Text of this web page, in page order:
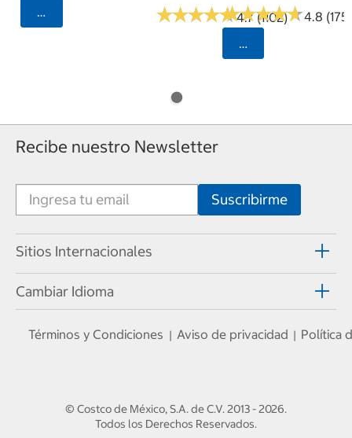
Seleccionar Código Postal
★★★★★
★★★★★4.7 (1102)
★★★★★
★★★★★4.8 (175)
Seleccionar
Recibe nuestro Newsletter
Sitios Internacionales
Cambiar Idioma
Términos y Condiciones | Aviso de privacidad | Política
© Costco de México, S.A. de C.V.2013 - 2026.
Todos los Derechos Reservados.